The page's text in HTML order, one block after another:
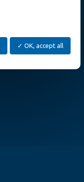
OK, accept all